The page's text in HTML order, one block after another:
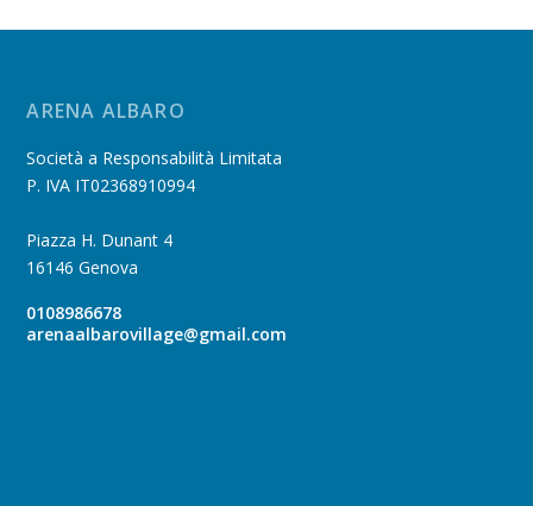
ARENA ALBARO
Società a Responsabilità Limitata
P. IVA IT02368910994
Piazza H. Dunant 4
16146 Genova
0108986678
arenaalbarovillage@gmail.com